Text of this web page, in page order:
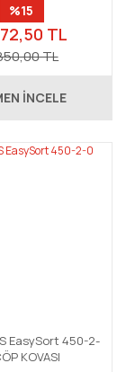
%15
TL
TL
İNCELE
EasySort 450-2-
KOVASI